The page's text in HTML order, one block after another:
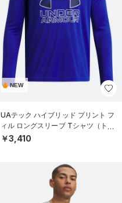
NEW
UAテック ハイブリッド プリント フ
ィル ロングスリーブ Tシャツ（トレ
ーニング/BOYS）
￥3,410